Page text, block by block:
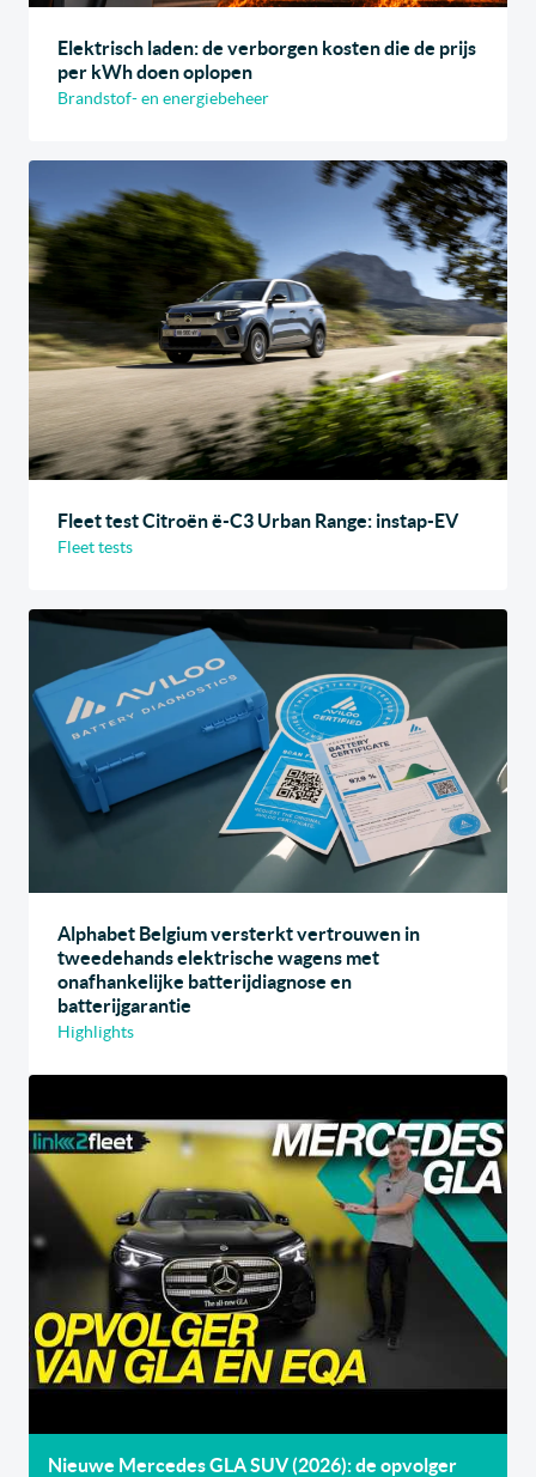
Elektrisch laden: de verborgen kosten die de prijs
per kWh doen oplopen
Brandstof- en energiebeheer
Fleet test Citroën ë-C3 Urban Range: instap-EV
Fleet tests
Alphabet Belgium versterkt vertrouwen in
tweedehands elektrische wagens met
onafhankelijke batterijdiagnose en
batterijgarantie
Highlights
Nieuwe Mercedes GLA SUV (2026): de opvolger